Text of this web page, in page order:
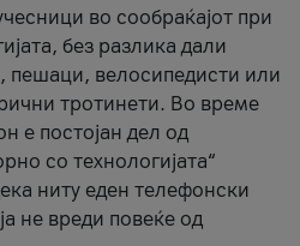
во сообраќајот при
без разлика дали
пешаци, велосипедисти или
тротинети. Во време
е постојан дел од
со технологијата“
ниту еден телефонски
не вреди повеќе од